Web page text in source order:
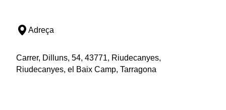
Adreça
Carrer, Dilluns, 54, 43771, Riudecanyes,
Riudecanyes, el Baix Camp, Tarragona